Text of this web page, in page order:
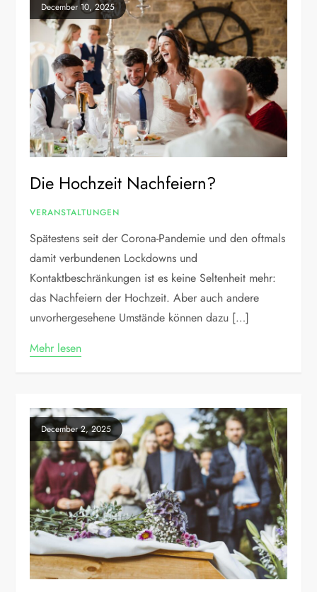
December 10, 2025
Die Hochzeit Nachfeiern?
VERANSTALTUNGEN
Spätestens seit der Corona-Pandemie und den oftmals
damit verbundenen Lockdowns und
Kontaktbeschränkungen ist es keine Seltenheit mehr:
das Nachfeiern der Hochzeit. Aber auch andere
unvorhergesehene Umstände können dazu […]
Mehr lesen
December 2, 2025